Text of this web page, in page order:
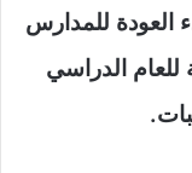
العودة للمدارس
للعام الدراسي